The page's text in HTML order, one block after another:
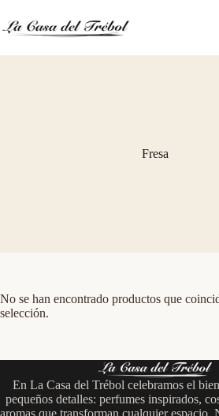
contenido
Fresa
No se han encontrado productos que
selección.
En La Casa del Trébol celebramos el
pequeños detalles: perfumes inspirados,
aromas que transforman cualquier espacio.